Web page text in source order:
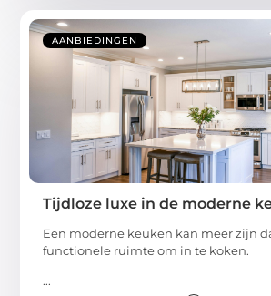
AANBIEDINGEN
Tijdloze luxe in de moderne
Een moderne keuken kan meer zijn
functionele ruimte om in te koken.
...